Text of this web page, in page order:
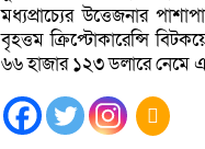
মধ্যপ্রাচ্যের উত্তেজনার
বৃহত্তম ক্রিপ্টোকারেন্সি
৬৬ হাজার ১২৩ ডলারে নেমে